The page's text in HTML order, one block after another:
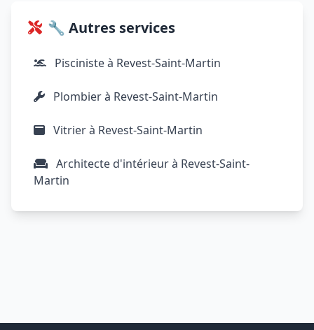
🔧 Autres services
Pisciniste à Revest-Saint-Martin
Plombier à Revest-Saint-Martin
Vitrier à Revest-Saint-Martin
Architecte d'intérieur à Revest-Saint-
Martin